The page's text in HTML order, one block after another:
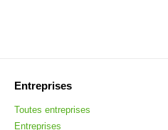
Entreprises
Toutes entreprises
Entreprises